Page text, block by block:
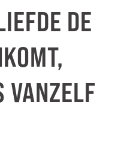
DE
VANZELF